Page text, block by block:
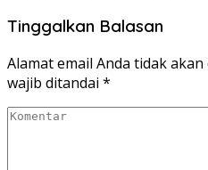
Tinggalkan Balasan
Alamat email Anda tidak
wajib ditandai *